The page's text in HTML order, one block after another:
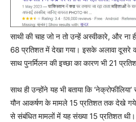
साथी की चाह जो न तो उन्हें अस्वीकारे, और ना
68 प्रतिशत में देखा गया। इसके अलावा दूसरे
साथ पुनर्मिलन की इच्छा का कारण भी 21
साथ ही उन्होंने यह भी बताया कि
यौन आकर्षण के मामले 15 प्रतिशत तक देखे
से संबंधित मामलों में यह संख्या 15 प्रतिशत